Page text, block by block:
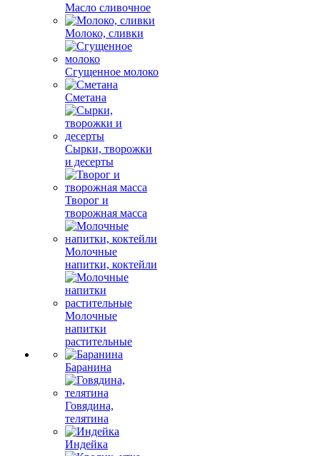
Масло сливочное
Молоко, сливки
Сгущенное молоко
Сметана
Сырки, творожки
и десерты
Творог и
творожная масса
Молочные
напитки, коктейли
Молочные
напитки
растительные
Баранина
Говядина,
телятина
Индейка